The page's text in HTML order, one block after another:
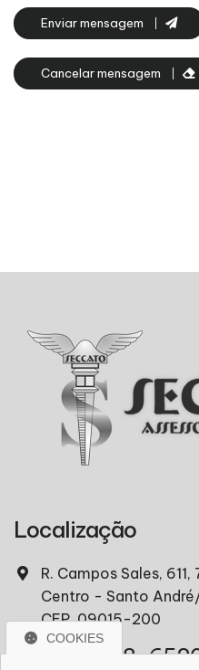
Enviar mensagem
Cancelar mensagem
Localização
R. Campos Sales,
Centro - Santo
CEP. 09015-200
(11) 97418-
COOKIES